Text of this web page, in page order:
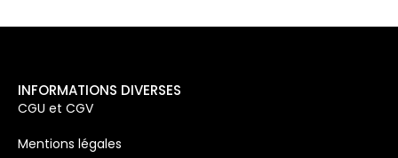
INFORMATIONS DIVERSES
CGU et CGV
Mentions légales